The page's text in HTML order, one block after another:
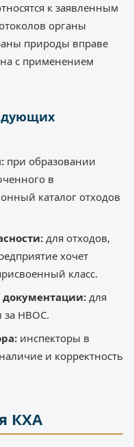
к заявленным
органы
природы вправе
с применением
при образовании
в
каталог отходов
для отходов,
хочет
класс.
документации: для
за НВОС.
инспекторы в
и корректность
КХА